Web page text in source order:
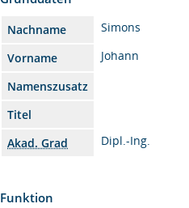
Nachname
Simons
Vorname
Johann
Namenszusatz
Titel
Akad. Grad
Dipl.-Ing.
Funktion